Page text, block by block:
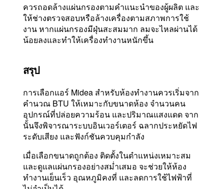
ควรถอดล้างแผ่นกรองตามคำแนะนำของผู้ผลิต และ
ให้ช่างตรวจสอบหรือล้างเครื่องตามสภาพการใช้
งาน หากแผ่นกรองมีฝุ่นสะสมมาก ลมจะไหลผ่านได้
น้อยลงและทำให้เครื่องทำงานหนักขึ้น
สรุป
การเลือกแอร์ Midea สำหรับห้องทำงานควรเริ่มจาก
คำนวณ BTU ให้เหมาะกับขนาดห้อง จำนวนคน
อุปกรณ์ที่ปล่อยความร้อน และปริมาณแสงแดด จาก
นั้นจึงพิจารณาระบบอินเวอร์เตอร์ ฉลากประหยัดไฟ
ระดับเสียง และฟังก์ชันควบคุมกำลัง
เมื่อเลือกขนาดถูกต้อง ติดตั้งในตำแหน่งเหมาะสม
และดูแลแผ่นกรองอย่างสม่ำเสมอ จะช่วยให้ห้อง
ทำงานเย็นเร็ว อุณหภูมิคงที่ และลดการใช้ไฟฟ้าที่